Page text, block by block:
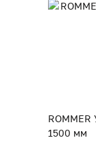
ROMMER
1500 мм